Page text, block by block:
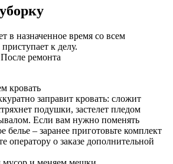
в назначенное время со всем
к делу.
После ремонта
кровать
заправит кровать: сложит
подушки, застелет пледом
Если вам нужно поменять
белье – заранее приготовьте комплект
оператору о заказе дополнительной